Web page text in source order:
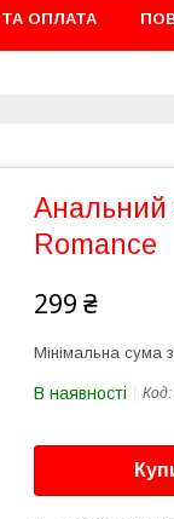
ОПЛАТА
Анальний
Romance
299 ₴
Мінімальна сума
В наявності Код: